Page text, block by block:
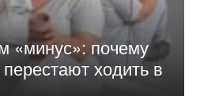
«минус»: почему
ходить в